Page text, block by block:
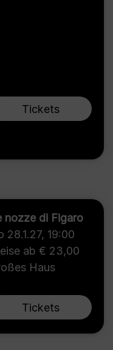
Tickets
nozze di Figaro
28.1.27, 19:00
ab € 23,00
Haus
Tickets